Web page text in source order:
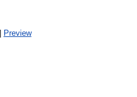
Preview